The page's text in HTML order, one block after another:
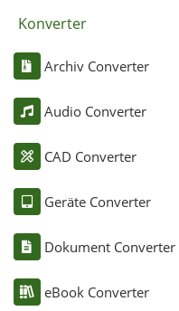
Konverter
Archiv Converter
Audio Converter
CAD Converter
Geräte Converter
Dokument Converter
eBook Converter